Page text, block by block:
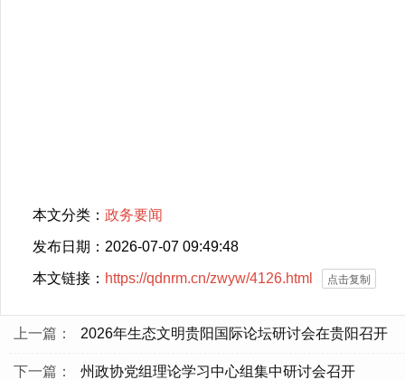
本文分类： 政务要闻
发布日期：2026-07-07 09:49:48
本文链接： https://qdnrm.cn/zwyw/4126.html 点击复制
上一篇： 2026年生态文明贵阳国际论坛研讨会在贵阳召开
下一篇： 州政协党组理论学习中心组集中研讨会召开